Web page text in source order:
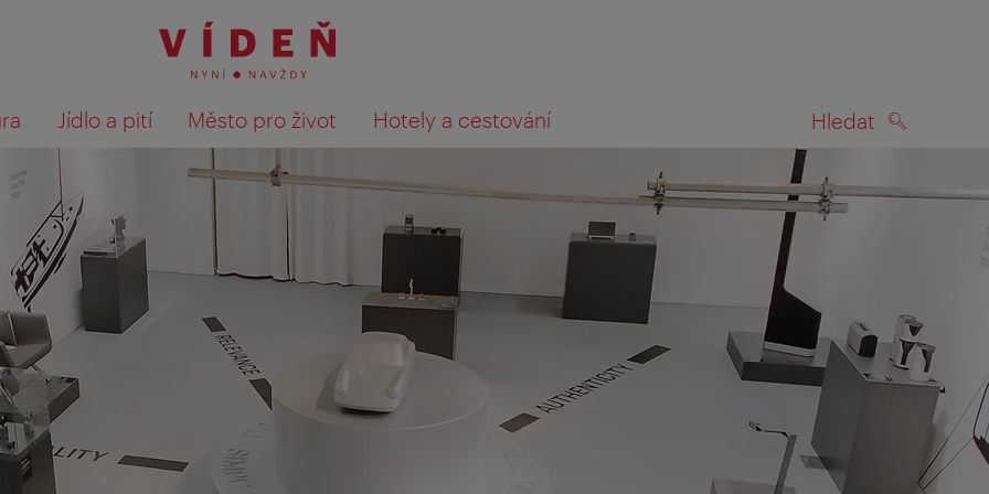
Jídlo a pití Město pro život Hotely a cestování Hledat
Výsledky hledání zobrazit na mapě HLEDAT